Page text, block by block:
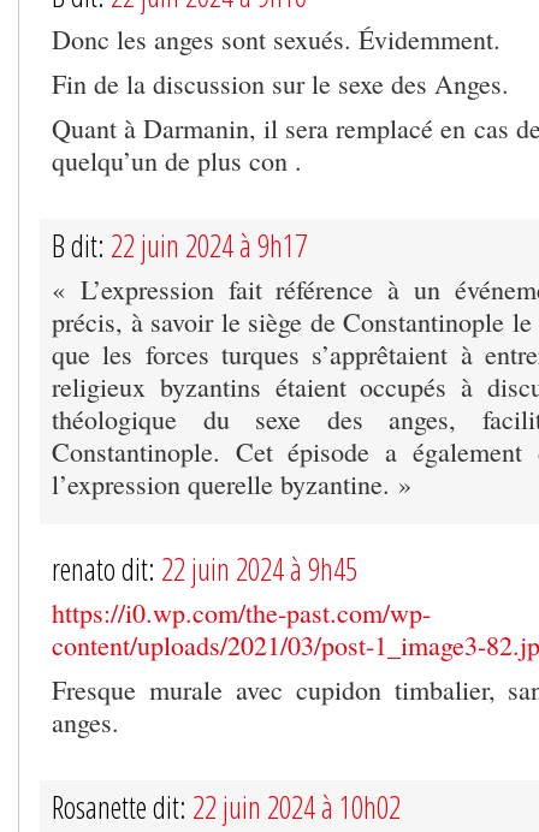
Donc les anges sont sexués. Évidemment.
Fin de la discussion sur le sexe des Anges.
Quant à Darmanin, il sera remplacé en cas
quelqu’un de plus con .
B dit: 22 juin 2024 à 9h17
« L’expression fait référence à un
précis, à savoir le siège de Constantinople
que les forces turques s’apprêtaient à
religieux byzantins étaient occupés à
théologique du sexe des anges,
Constantinople. Cet épisode a également
l’expression querelle byzantine. »
renato dit: 22 juin 2024 à 9h45
https://i0.wp.com/the-past.com/wp-
content/uploads/2021/03/post-1_image3-
Fresque murale avec cupidon timbalier,
anges.
Rosanette dit: 22 juin 2024 à 10h02